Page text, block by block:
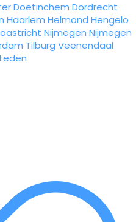
Doetinchem Dordrecht
Haarlem Helmond Hengelo
Nijmegen Nijmegen
Tilburg Veenendaal